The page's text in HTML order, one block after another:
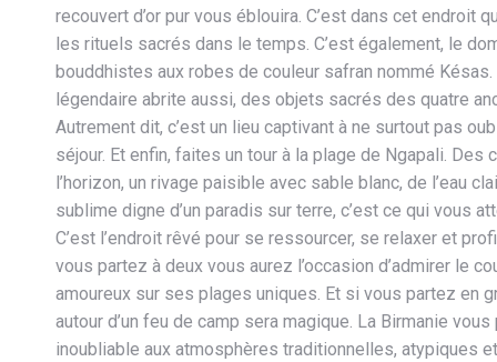
recouvert d’or pur vous éblouira. C’est dans cet endroit
les rituels sacrés dans le temps. C’est également, le
bouddhistes aux robes de couleur safran nommé Késas.
légendaire abrite aussi, des objets sacrés des quatre
Autrement dit, c’est un lieu captivant à ne surtout pas
séjour. Et enfin, faites un tour à la plage de Ngapali. Des
l’horizon, un rivage paisible avec sable blanc, de l’eau
sublime digne d’un paradis sur terre, c’est ce qui vous
C’est l’endroit rêvé pour se ressourcer, se relaxer et
vous partez à deux vous aurez l’occasion d’admirer le
amoureux sur ses plages uniques. Et si vous partez en
autour d’un feu de camp sera magique. La Birmanie
inoubliable aux atmosphères traditionnelles, atypiques